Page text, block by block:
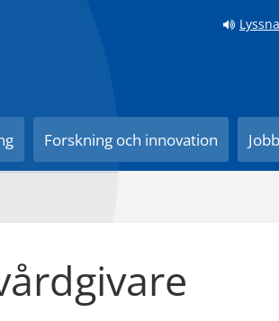
Lyssna
Forskning och innovation